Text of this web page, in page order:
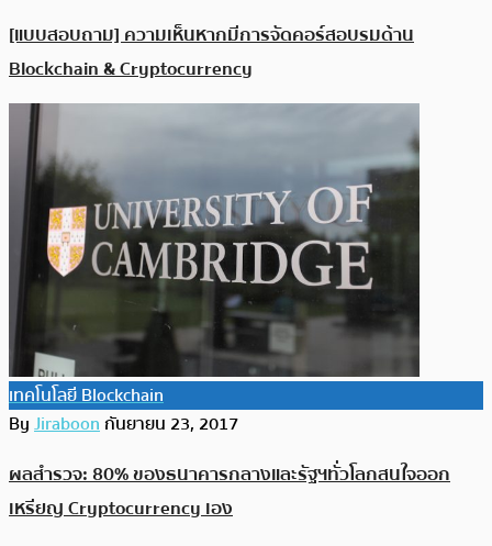
[แบบสอบถาม] ความเห็นหากมีการจัดคอร์สอบรมด้าน
Blockchain & Cryptocurrency
เทคโนโลยี Blockchain
ByJiraboonกันยายน 23, 2017
ผลสำรวจ: 80% ของธนาคารกลางและรัฐฯทั่วโลกสนใจออก
เหรียญ Cryptocurrency เอง